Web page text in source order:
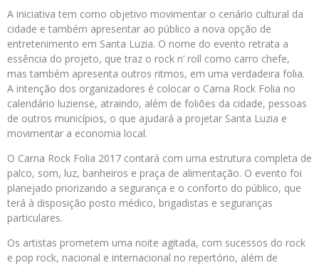
A iniciativa tem como objetivo movimentar o cenário cultural da
cidade e também apresentar ao público a nova opção de
entretenimento em Santa Luzia. O nome do evento retrata a
essência do projeto, que traz o rock n’ roll como carro chefe,
mas também apresenta outros ritmos, em uma verdadeira folia.
A intenção dos organizadores é colocar o Carna Rock Folia no
calendário luziense, atraindo, além de foliões da cidade, pessoas
de outros municípios, o que ajudará a projetar Santa Luzia e
movimentar a economia local.
O Carna Rock Folia 2017 contará com uma estrutura completa de
palco, som, luz, banheiros e praça de alimentação. O evento foi
planejado priorizando a segurança e o conforto do público, que
terá à disposição posto médico, brigadistas e seguranças
particulares.
Os artistas prometem uma noite agitada, com sucessos do rock
e pop rock, nacional e internacional no repertório, além de